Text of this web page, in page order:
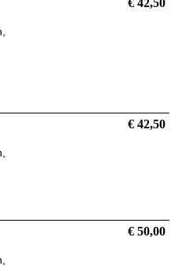
€ 42,50
€ 50,00